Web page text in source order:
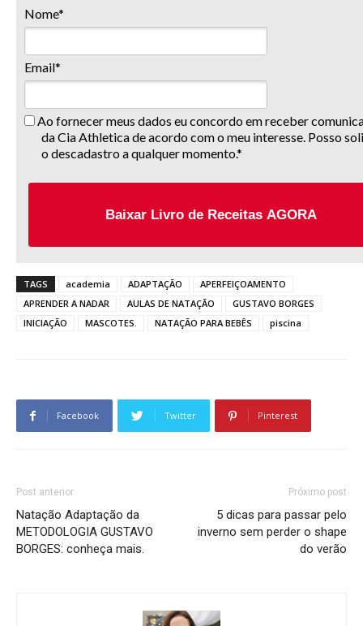
Nome*
Email*
Ao fornecer meus dados eu concordo em receber
da Cia Athletica de acordo com o meu interesse. Posso
o descadastro a qualquer momento.*
Baixar Livro de Receitas AGORA
TAGS academia ADAPTAÇÃO
APERFEIÇOAMENTO
APRENDER A NADAR
AULAS DE NATAÇÃO
GUSTAVO BORGES
INICIAÇÃO
MASCOTES. NATAÇÃO PARA BEBÊS piscina
Facebook Twitter Pinterest
Post anterior
Natação Adaptação da
METODOLOGIA GUSTAVO
BORGES: conheça mais.
Próximo post
5 dicas para passar pelo
inverno sem perder o shape
do verão